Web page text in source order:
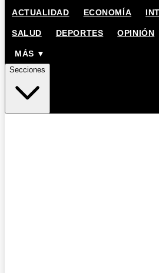
ACTUALIDAD ECONOMÍA
SALUD DEPORTES OPINIÓN
MÁS ▼
Secciones